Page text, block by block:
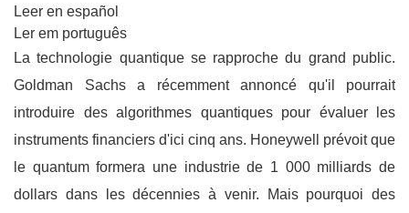
Leer en español
Ler em português
La technologie quantique se rapproche du grand public.
Goldman Sachs a récemment annoncé qu'il pourrait
introduire des algorithmes quantiques pour évaluer les
instruments financiers d'ici cinq ans. Honeywell prévoit que
le quantum formera une industrie de 1 000 milliards de
dollars dans les décennies à venir. Mais pourquoi des